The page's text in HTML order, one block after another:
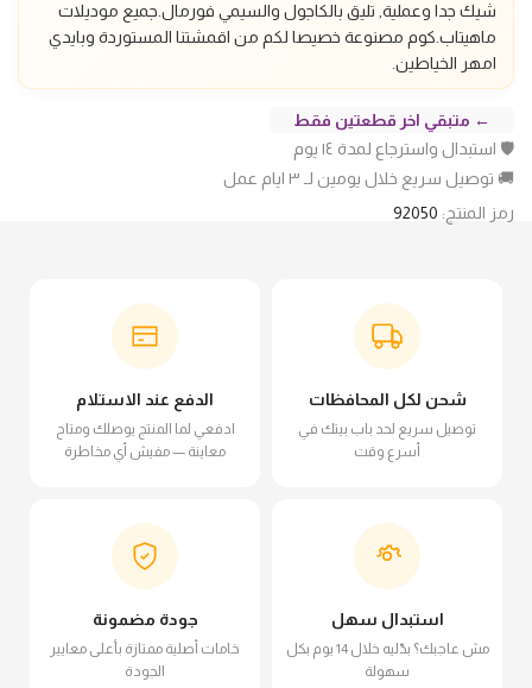
شيك جدا وعملية, تليق بالكاجول والسيمي فورمال. جميع موديلات
ماهيتاب.كوم مصنوعة خصيصا لكم من اقمشتنا المستوردة وبايدي
امهر الخياطين.
← متبقي اخر قطعتين فقط
🛡️ استبدال واسترجاع لمدة ١٤ يوم
🚚 توصيل سريع خلال يومين لـ ٣ ايام عمل
رمز المنتج: 92050
شحن لكل المحافظات
توصيل سريع لحد باب بيتك في
أسرع وقت
الدفع عند الاستلام
ادفعي لما المنتج يوصلك ومتاح
معاينة — مفيش أي مخاطرة
استبدال سهل
مش عاجبك؟ بدّليه خلال 14 يوم بكل
سهولة
جودة مضمونة
خامات أصلية ممتازة بأعلى معايير
الجودة